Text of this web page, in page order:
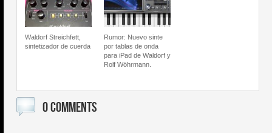
Waldorf Streichfett,
sintetizador de cuerda
Rumor: Nuevo sinte
por tablas de onda
para iPad de Waldorf y
Rolf Wöhrmann.
0 COMMENTS